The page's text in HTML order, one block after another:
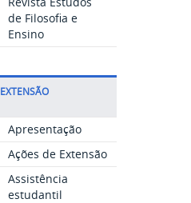
de Filosofia e
Ensino
EXTENSÃO
Apresentação
Ações de Extensão
Assistência
estudantil